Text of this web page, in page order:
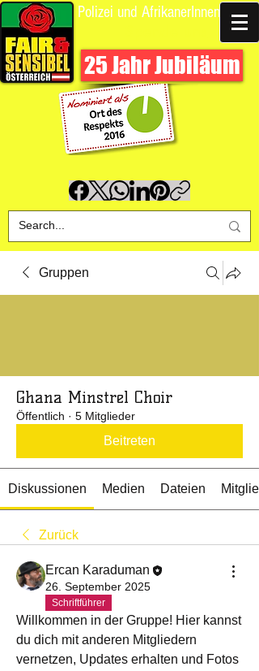
Polizei und AfrikanerInnen
25 Jahr Jubiläum
Gruppen
Ghana Minstrel Choir
Öffentlich · 5 Mitglieder
Beitreten
Diskussionen Medien Dateien
Zurück
Ercan Karaduman
26. September 2025
Schriftführer
Willkommen in der Gruppe! Hier kannst
du dich mit anderen Mitgliedern
vernetzen, Updates erhalten und Fotos